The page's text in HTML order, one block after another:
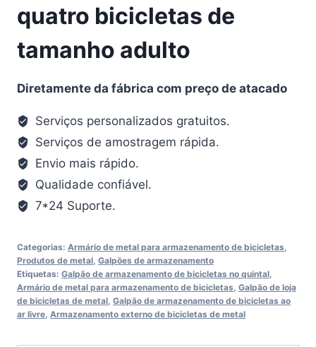
quatro bicicletas de
tamanho adulto
Diretamente da fábrica com preço de atacado
Serviços personalizados gratuitos.
Serviços de amostragem rápida.
Envio mais rápido.
Qualidade confiável.
7*24 Suporte.
Categorias: Armário de metal para armazenamento de bicicletas,
Produtos de metal, Galpões de armazenamento
Etiquetas: Galpão de armazenamento de bicicletas no quintal,
Armário de metal para armazenamento de bicicletas, Galpão de loja
de bicicletas de metal, Galpão de armazenamento de bicicletas ao
ar livre, Armazenamento externo de bicicletas de metal